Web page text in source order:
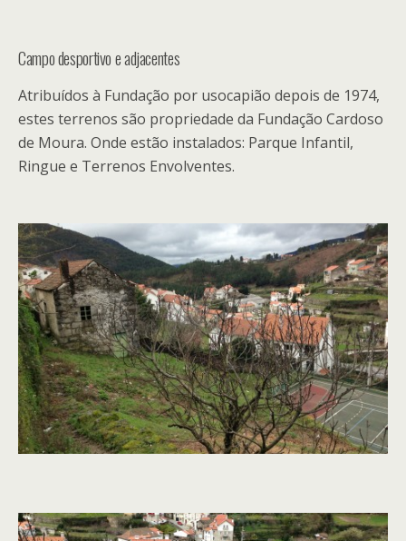
Campo desportivo e adjacentes
Atribuídos à Fundação por usocapião depois de 1974,
estes terrenos são propriedade da Fundação Cardoso
de Moura. Onde estão instalados: Parque Infantil,
Ringue e Terrenos Envolventes.